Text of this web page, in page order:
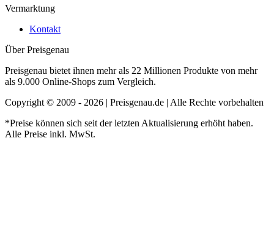
Vermarktung
Kontakt
Über Preisgenau
Preisgenau bietet ihnen mehr als 22 Millionen Produkte von mehr
als 9.000 Online-Shops zum Vergleich.
Copyright © 2009 - 2026 | Preisgenau.de | Alle Rechte vorbehalten
*Preise können sich seit der letzten Aktualisierung erhöht haben.
Alle Preise inkl. MwSt.